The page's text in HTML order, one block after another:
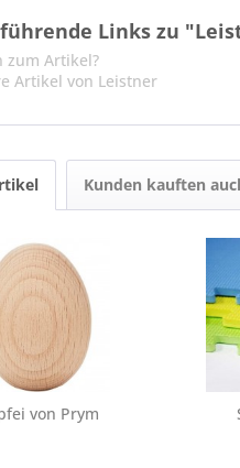
Links zu
zum Artikel?
Artikel von Leistner
Kunden kauften
von Prym